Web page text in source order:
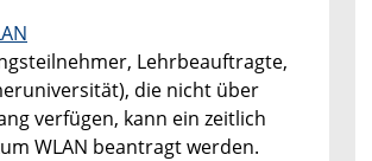
Lehrbeauftragte,
die nicht über
verfügen, kann ein zeitlich
WLAN beantragt werden.